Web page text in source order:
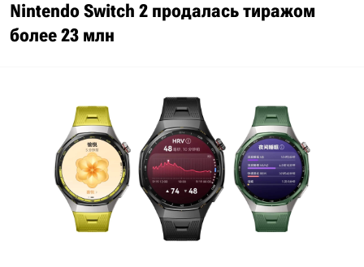
Nintendo Switch 2 продалась тиражом
более 23 млн